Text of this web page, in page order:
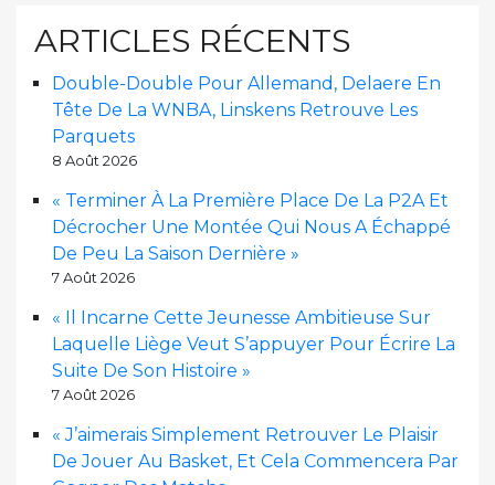
ARTICLES RÉCENTS
Double-Double Pour Allemand, Delaere En
Tête De La WNBA, Linskens Retrouve Les
Parquets
8 Août 2026
« Terminer À La Première Place De La P2A Et
Décrocher Une Montée Qui Nous A Échappé
De Peu La Saison Dernière »
7 Août 2026
« Il Incarne Cette Jeunesse Ambitieuse Sur
Laquelle Liège Veut S’appuyer Pour Écrire La
Suite De Son Histoire »
7 Août 2026
« J’aimerais Simplement Retrouver Le Plaisir
De Jouer Au Basket, Et Cela Commencera Par